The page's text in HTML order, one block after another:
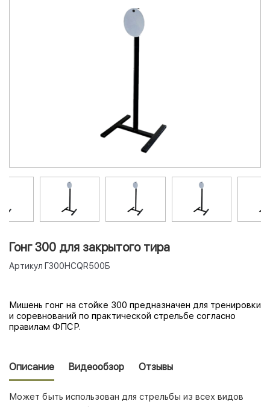
Гонг 300 для закрытого тира
Артикул Г300НСQR500Б
Мишень гонг на стойке 300 предназначен для тренировки
и соревнований по практической стрельбе согласно
правилам ФПСР.
Описание Видеообзор Отзывы
Может быть использован для стрельбы из всех видов